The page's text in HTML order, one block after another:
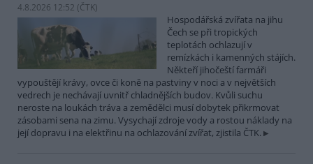
4.8.2026 12:52 (ČTK)
Hospodářská zvířata na jihu
Čech se při tropických
teplotách ochlazují v
remízkách i kamenných stájích.
Někteří jihočeští farmáři
vypouštějí krávy, ovce či koně na pastviny v noci a v největších
vedrech je nechávají uvnitř chladnějších budov. Kvůli suchu
neroste na loukách tráva a zemědělci musí dobytek přikrmovat
zásobami sena na zimu. Vysychají zdroje vody a rostou náklady na
její dopravu i na elektřinu na ochlazování zvířat, zjistila ČTK.